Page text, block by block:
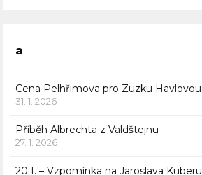
a
Cena Pelhřimova pro Zuzku Havlovou
31. 1. 2026
Příběh Albrechta z Valdštejnu
27. 1. 2026
20.1. – Vzpomínka na Jaroslava Kuberu